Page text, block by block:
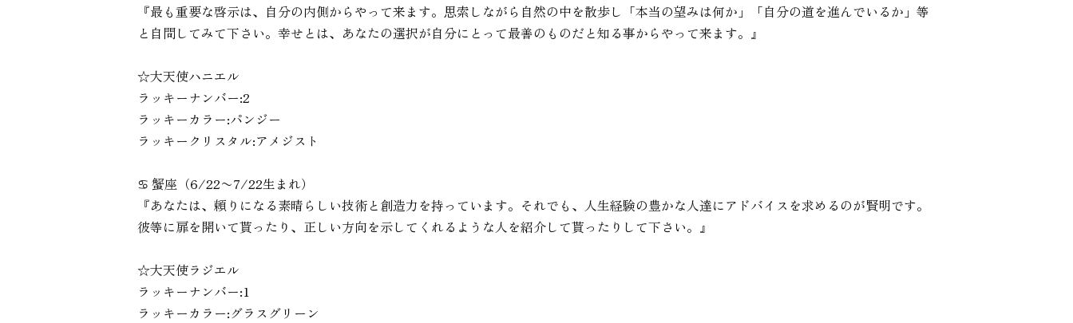
『最も重要な啓示は、自分の内側からやって来ます。思索しながら自然の中を散歩し「本当の望みは何か」「自分の道を進んでいるか」等
と自問してみて下さい。幸せとは、あなたの選択が自分にとって最善のものだと知る事からやって来ます。』
☆大天使ハニエル
ラッキーナンバー:2
ラッキーカラー:パンジー
ラッキークリスタル:アメジスト
♋︎ 蟹座（6/22〜7/22生まれ）
『あなたは、頼りになる素晴らしい技術と創造力を持っています。それでも、人生経験の豊かな人達にアドバイスを求めるのが賢明です。
彼等に扉を開いて貰ったり、正しい方向を示してくれるような人を紹介して貰ったりして下さい。』
☆大天使ラジエル
ラッキーナンバー:1
ラッキーカラー:グラスグリーン